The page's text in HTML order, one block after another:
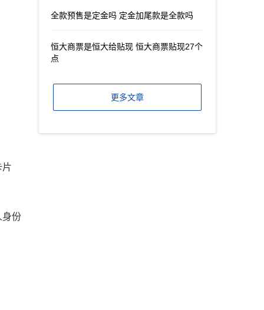
片
身份
全款预售是定金吗 定金加尾款是全款吗
恒大商票是恒大给贴现 恒大商票贴现27个
点
更多文章